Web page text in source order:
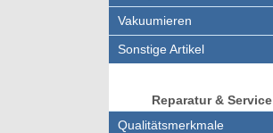
Vakuumieren
Sonstige Artikel
Reparatur & Service
Qualitätsmerkmale